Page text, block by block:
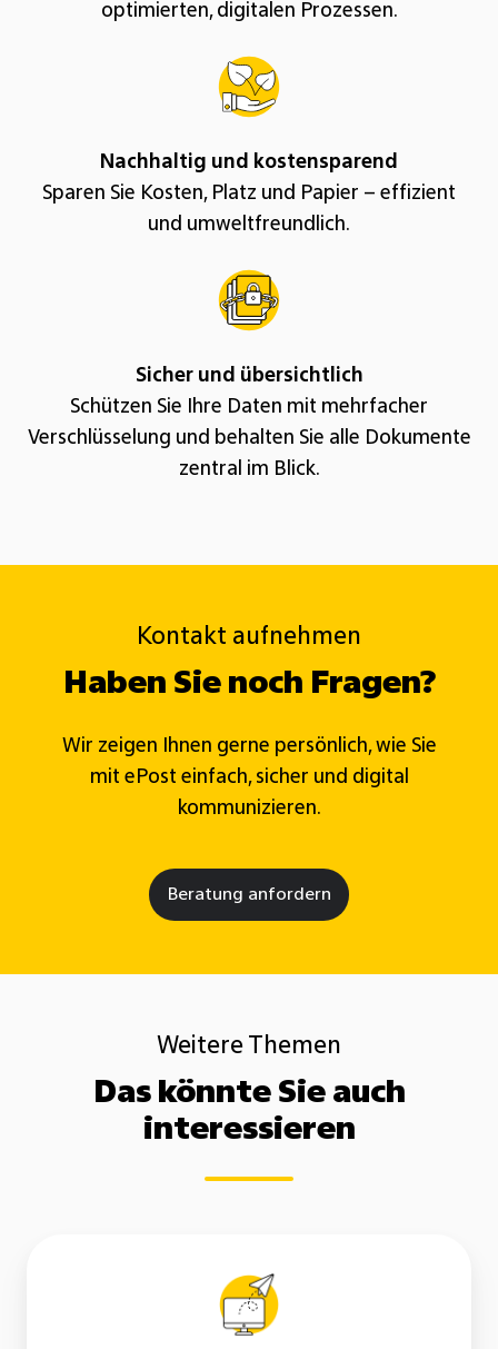
optimierten, digitalen Prozessen.
Nachhaltig und kostensparend
Sparen Sie Kosten, Platz und Papier – effizient
und umweltfreundlich.
Sicher und übersichtlich
Schützen Sie Ihre Daten mit mehrfacher
Verschlüsselung und behalten Sie alle Dokumente
zentral im Blick.
Kontakt aufnehmen
Haben Sie noch Fragen?
Wir zeigen Ihnen gerne persönlich, wie Sie
mit ePost einfach, sicher und digital
kommunizieren.
Beratung anfordern
Weitere Themen
Das könnte Sie auch
interessieren